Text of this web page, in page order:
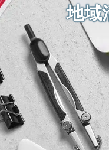
地